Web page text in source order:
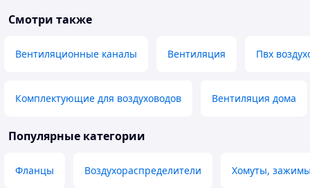
Смотри также
Вентиляционные каналы Вентиляция Пвх
Комплектующие для воздуховодов Вентиляция дома
Популярные категории
Фланцы Воздухораспределители Хомуты,